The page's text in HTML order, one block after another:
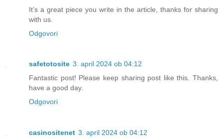
It’s a great piece you write in the article, thanks for sharing
with us.
Odgovori
safetotosite 3. april 2024 ob 04:12
Fantastic post! Please keep sharing post like this. Thanks,
have a good day.
Odgovori
casinositenet 3. april 2024 ob 04:12